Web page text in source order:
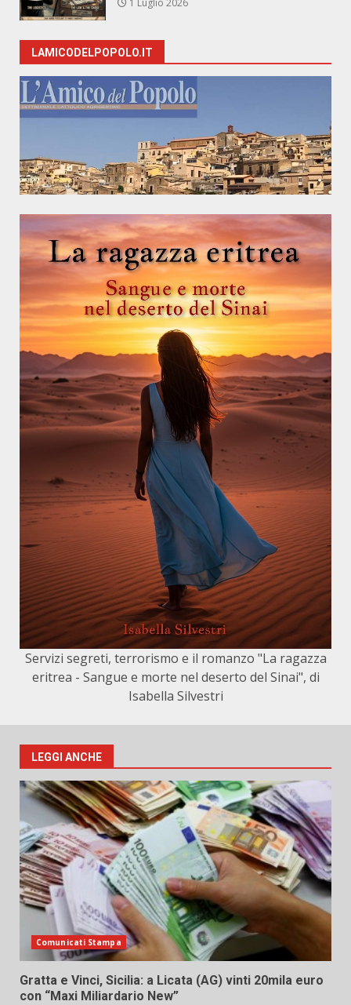
1 Luglio 2026
LAMICODELPOPOLO.IT
Servizi segreti, terrorismo e il romanzo "La ragazza
eritrea - Sangue e morte nel deserto del Sinai", di
Isabella Silvestri
LEGGI ANCHE
Comunicati Stampa
Gratta e Vinci, Sicilia: a Licata (AG) vinti 20mila euro
con “Maxi Miliardario New”